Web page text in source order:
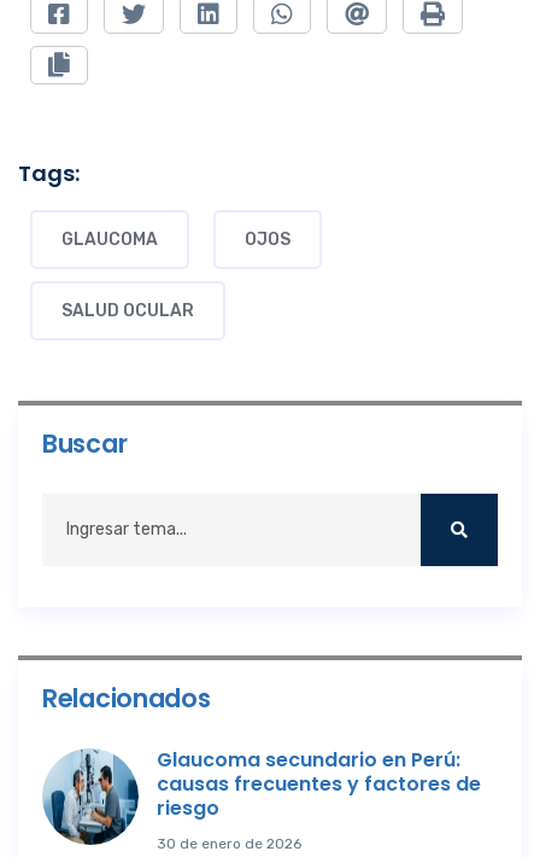
Tags:
GLAUCOMA OJOS
SALUD OCULAR
Buscar
Relacionados
Glaucoma secundario en Perú:
causas frecuentes y factores de
riesgo
30 de enero de 2026